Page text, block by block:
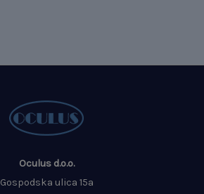
Oculus d.o.o.
Gospodska ulica 15a